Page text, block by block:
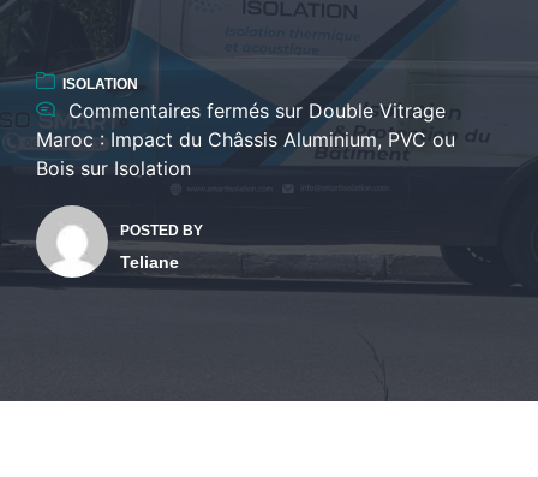
ISOLATION
Commentaires fermés sur Double Vitrage
Maroc : Impact du Châssis Aluminium, PVC ou
Bois sur Isolation
POSTED BY
Teliane